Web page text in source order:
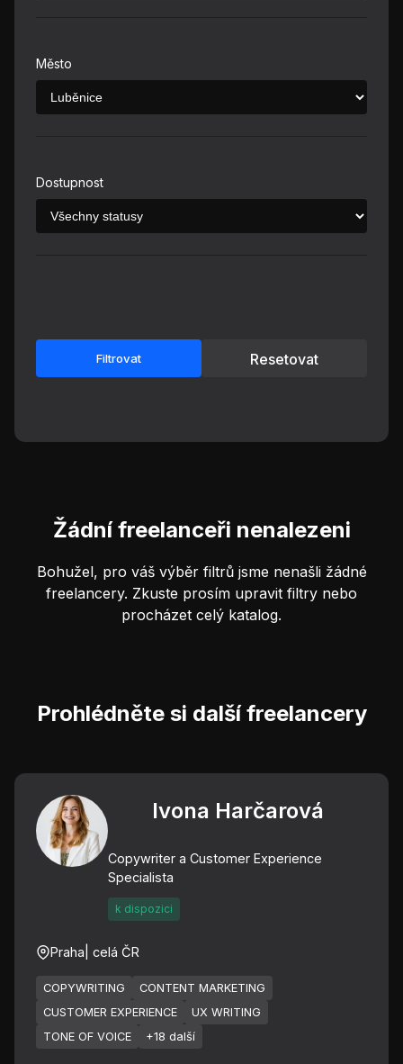
Město
Dostupnost
Filtrovat Resetovat
Žádní freelanceři nenalezeni
Bohužel, pro váš výběr filtrů jsme nenašli žádné
freelancery. Zkuste prosím upravit filtry nebo
procházet celý katalog.
Prohlédněte si další freelancery
Ivona Harčarová
Copywriter a Customer Experience
Specialista
k dispozici
Praha | celá ČR
COPYWRITING
CONTENT MARKETING
CUSTOMER EXPERIENCE
UX WRITING
TONE OF VOICE
+18 další